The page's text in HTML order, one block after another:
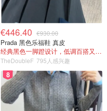
€446.40 €930.00
Prada 黑色乐福鞋 真皮
经典黑色一脚蹬设计，低调百搭又高级
TheDoubleF 795人感兴趣
8